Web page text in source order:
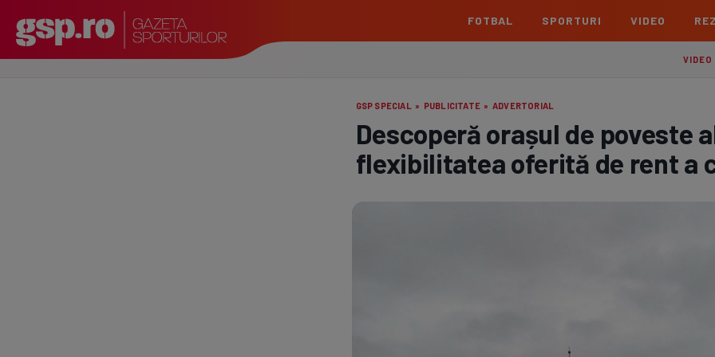
FOTBAL
Echipe Meciuri
Liga 2
Echipe Meciuri Clasament
SPORTURI VIDEO
VIDEO
GSP SPECIAL » PUBLICITATE» ADVERTORIAL
Descoperă orașul de poveste
flexibilitatea oferită de rent a